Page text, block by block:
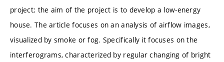
project; the aim of the project is to develop a low-energy
house. The article focuses on an analysis of airflow images,
visualized by smoke or fog. Specifically it focuses on the
interferograms, characterized by regular changing of bright